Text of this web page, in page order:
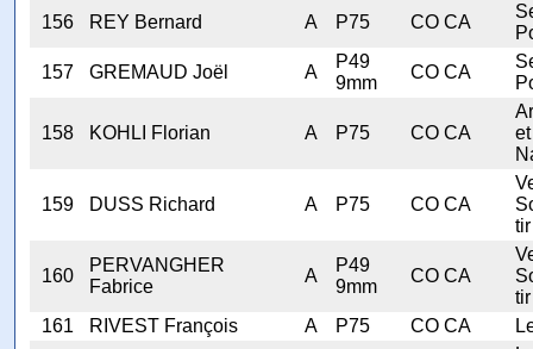
156 REY Bernard A P75 CO CA
157
GREMAUD Joël A
P49
9mm
CO CA
158 KOHLI Florian A P75 CO CA
et
159 DUSS Richard A P75 CO CA
tir
160
PERVANGHER
Fabrice
A
P49
9mm
CO CA
tir
161
RIVEST François A P75 CO CA